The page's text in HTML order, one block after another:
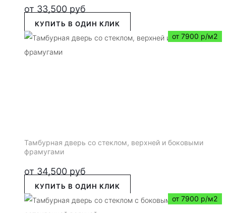
от 33,500 руб
КУПИТЬ В ОДИН КЛИК
от 7900 р/м2
Тамбурная дверь со стеклом, верхней и боковыми
фрамугами
от 34,500 руб
КУПИТЬ В ОДИН КЛИК
от 7900 р/м2